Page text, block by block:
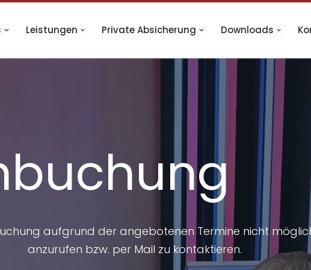
Leistungen Private Absicherung Downloads
aufgrund der angebotenen Termine nicht
anzurufen bzw. per Mail zu kontaktieren.